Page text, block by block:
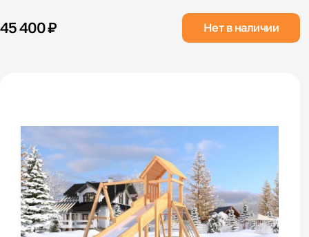
45 400 ₽ Нет в наличии